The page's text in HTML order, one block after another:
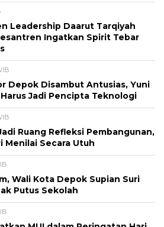
Leadership Daarut Tarqiyah
Ingatkan Spirit Tebar
Depok Disambut Antusias, Yuni
Jadi Pencipta Teknologi
Ruang Refleksi Pembangunan,
Menilai Secara Utuh
Wali Kota Depok Supian Suri
Putus Sekolah